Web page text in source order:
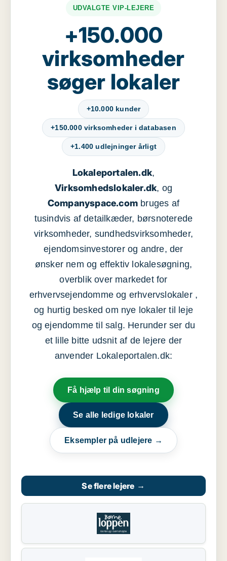
UDVALGTE VIP-LEJERE
+150.000
virksomheder
søger lokaler
+10.000 kunder
+150.000 virksomheder i databasen
+1.400 udlejninger årligt
Lokaleportalen.dk,
Virksomhedslokaler.dk, og
Companyspace.com bruges af
tusindvis af detailkæder, børsnoterede
virksomheder, sundhedsvirksomheder,
ejendomsinvestorer og andre, der
ønsker nem og effektiv lokalesøgning,
overblik over markedet for
erhvervsejendomme og erhvervslokaler ,
og hurtig besked om nye lokaler til leje
og ejendomme til salg. Herunder ser du
et lille bitte udsnit af de lejere der
anvender Lokaleportalen.dk:
Få hjælp til din søgning
Se alle ledige lokaler
Eksempler på udlejere →
Se flere lejere →